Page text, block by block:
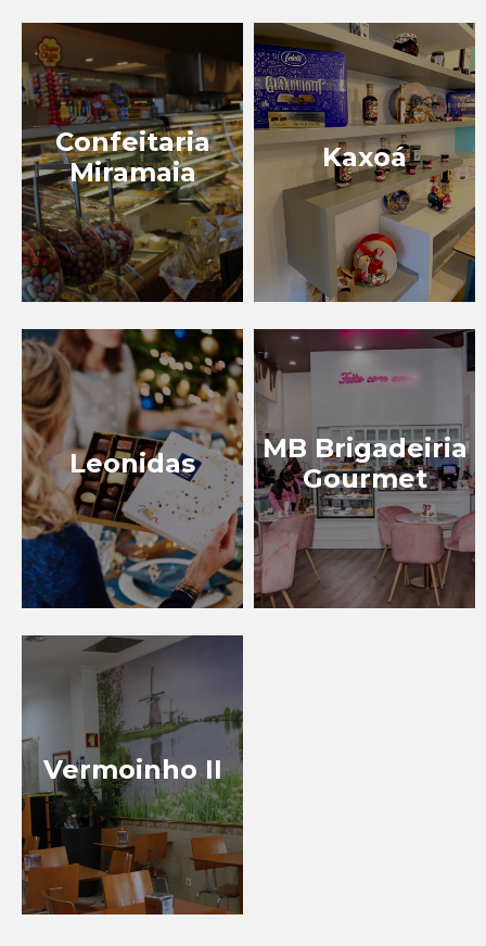
EVENTOS
BLOG
Confeitaria
Miramaia
Kaxoá
Leonidas
MB Brigadeiria
Gourmet
Vermoinho II